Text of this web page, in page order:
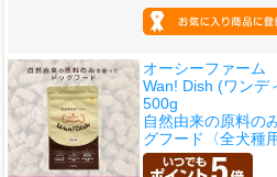
オーシーファーム
Wan! Dish (ワン
500g
自然由来の原料の
グフード〈全犬種用